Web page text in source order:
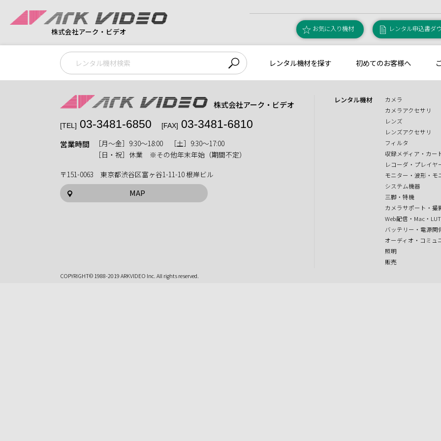
株式会社アーク・ビデオ お気に入り機材 レンタル申込書ダ
レンタル機材を探す 初めてのお客様へ
株式会社アーク・ビデオ
[TEL] 03-3481-6850 [FAX] 03-3481-6810
営業時間
［月〜金］9:30〜18:00 ［土］9:30〜17:00
［日・祝］休業 ※その他年末年始（期間不定）
〒151-0063 東京都渋谷区富ヶ谷1-11-10 根岸ビル
MAP
レンタル機材
カメラ
カメラアクセサリ
レンズ
レンズアクセサリ
フィルタ
収録メディア・カー
レコーダ・プレイヤ
モニター・波形・モ
システム機器
三脚・特機
カメラサポート・撮
Web配信・Mac・
バッテリー・電源関
オーディオ・コミュ
照明
販売
COPYRIGHT© 1988-2019 ARKVIDEO Inc. All rights reserved.